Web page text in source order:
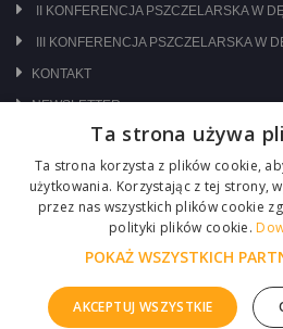
II KONFERENCJA PSZCZELARSKA W
III KONFERENCJA PSZCZELARSKA W
KONTAKT
NEWSLETTER
ODWIEDŹ NAS NA:
Ta strona używa
Ta strona korzysta z plików cookie,
użytkowania. Korzystając z tej strony,
przez nas wszystkich plików cookie
polityki plików cookie.
POKAŻ WSZYSTKICH
AKCEPTUJ WSZYSTKIE